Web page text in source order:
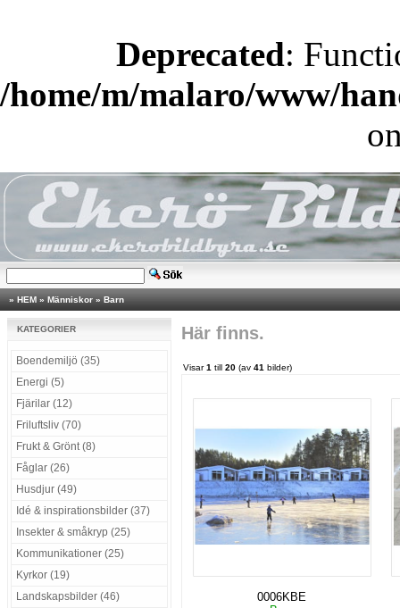
Deprecated:
/home/m/malaro/www/
» HEM » Människor » Barn
KATEGORIER
Boendemiljö (35)
Energi (5)
Fjärilar (12)
Friluftsliv (70)
Frukt & Grönt (8)
Fåglar (26)
Husdjur (49)
Idé & inspirationsbilder (37)
Insekter & småkryp (25)
Kommunikationer (25)
Kyrkor (19)
Landskapsbilder (46)
Här finns.
Visar1 till 20 (av 41 bilder)
0006KBE